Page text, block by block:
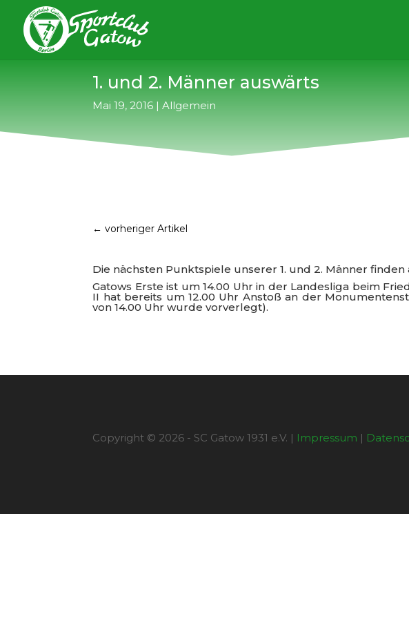
1. und 2. Männer auswärts
Mai 19, 2016 |Allgemein
←vorheriger Artikel
Die nächsten Punktspiele unserer 1. und 2. Männer
Gatows Erste ist um 14.00 Uhr in der Landesliga beim
II hat bereits um 12.00 Uhr Anstoß an der
von 14.00 Uhr wurde vorverlegt).
Copyright © 2026 - SC Gatow 1931 e.V. | Impressum |